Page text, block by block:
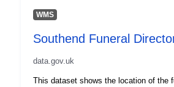
WMS
Southend Funeral
data.gov.uk
This dataset shows the location of the